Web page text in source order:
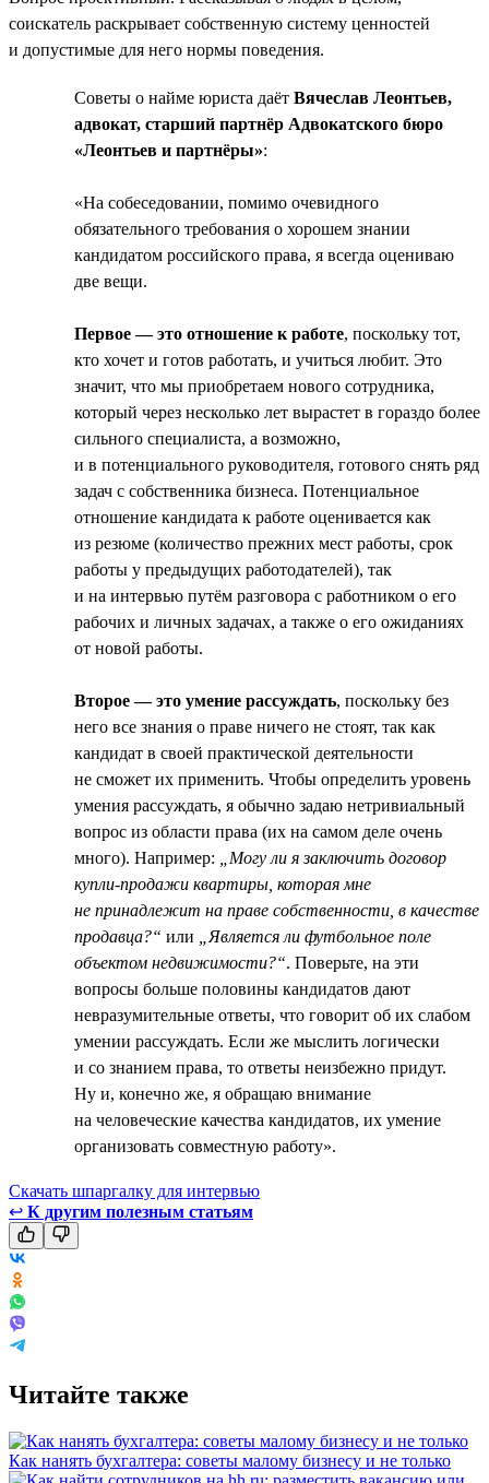
соискатель раскрывает собственную систему ценностей
и допустимые для него нормы поведения.
Советы о найме юриста даёт Вячеслав Леонтьев,
адвокат, старший партнёр Адвокатского бюро
«Леонтьев и партнёры»:
«На собеседовании, помимо очевидного
обязательного требования о хорошем знании
кандидатом российского права, я всегда оцениваю
две вещи.
Первое — это отношение к работе, поскольку тот,
кто хочет и готов работать, и учиться любит. Это
значит, что мы приобретаем нового сотрудника,
который через несколько лет вырастет в гораздо более
сильного специалиста, а возможно,
и в потенциального руководителя, готового снять ряд
задач с собственника бизнеса. Потенциальное
отношение кандидата к работе оценивается как
из резюме (количество прежних мест работы, срок
работы у предыдущих работодателей), так
и на интервью путём разговора с работником о его
рабочих и личных задачах, а также о его ожиданиях
от новой работы.
Второе — это умение рассуждать, поскольку без
него все знания о праве ничего не стоят, так как
кандидат в своей практической деятельности
не сможет их применить. Чтобы определить уровень
умения рассуждать, я обычно задаю нетривиальный
вопрос из области права (их на самом деле очень
много). Например:
„Могу ли я заключить договор
купли-продажи квартиры, которая мне
не принадлежит на праве собственности, в качестве
продавца?“ или
„Является ли футбольное поле
объектом недвижимости?“. Поверьте, на эти
вопросы больше половины кандидатов дают
невразумительные ответы, что говорит об их слабом
умении рассуждать. Если же мыслить логически
и со знанием права, то ответы неизбежно придут.
Ну и, конечно же, я обращаю внимание
на человеческие качества кандидатов, их умение
организовать совместную работу».
Скачать шпаргалку для интервью
↩ К другим полезным статьям
Читайте также
Как нанять бухгалтера: советы малому бизнесу и не только